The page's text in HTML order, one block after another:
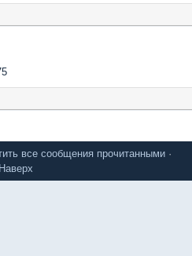
все сообщения прочитанными ·
Наверх